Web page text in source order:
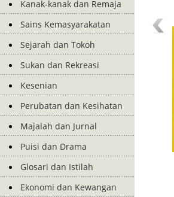
Kanak-kanak dan Remaja
Sains Kemasyarakatan
Sejarah dan Tokoh
Sukan dan Rekreasi
Kesenian
Perubatan dan Kesihatan
Majalah dan Jurnal
Puisi dan Drama
Glosari dan Istilah
Ekonomi dan Kewangan